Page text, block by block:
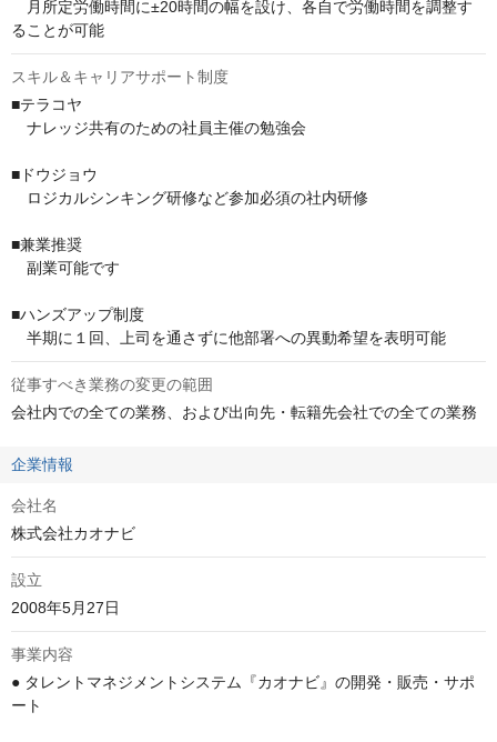
月所定労働時間に±20時間の幅を設け、各自で労働時間を調整す
ることが可能
スキル＆キャリアサポート制度
■テラコヤ
ナレッジ共有のための社員主催の勉強会
■ドウジョウ
ロジカルシンキング研修など参加必須の社内研修
■兼業推奨
副業可能です
■ハンズアップ制度
半期に１回、上司を通さずに他部署への異動希望を表明可能
従事すべき業務の変更の範囲
会社内での全ての業務、および出向先・転籍先会社での全ての業務
企業情報
会社名
株式会社カオナビ
設立
2008年5月27日
事業内容
● タレントマネジメントシステム『カオナビ』の開発・販売・サポ
ート